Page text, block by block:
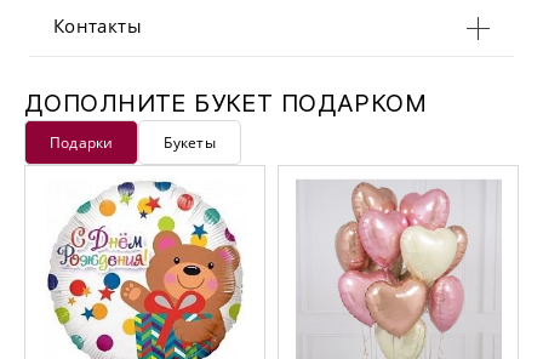
Контакты
ДОПОЛНИТЕ БУКЕТ ПОДАРКОМ
Подарки Букеты